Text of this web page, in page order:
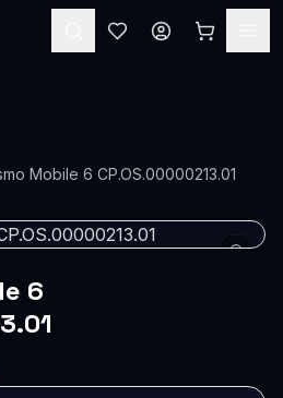
Mobile 6 CP.OS.00000213.01
6